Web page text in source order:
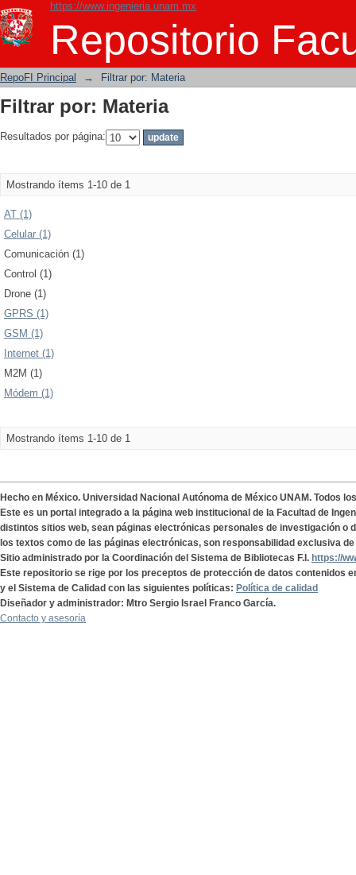
https://www.ingenieria.unam.mx
Repositorio
Filtrar por: Materia
RepoFI Principal → Filtrar por: Materia
Filtrar por: Materia
Resultados por página:
Mostrando ítems 1-10 de 1
AT (1)
Celular (1)
Comunicación (1)
Control (1)
Drone (1)
GPRS (1)
GSM (1)
Internet (1)
M2M (1)
Módem (1)
Mostrando ítems 1-10 de 1
Hecho en México. Universidad Nacional Autónoma de México UNAM. Todos
Este es un portal integrado a la página web institucional de la Facultad de
distintos sitios web, sean páginas electrónicas personales de investigación o
los textos como de las páginas electrónicas, son responsabilidad exclusiva
Sitio administrado por la Coordinación del Sistema de Bibliotecas F.I. https://
Este repositorio se rige por los preceptos de protección de datos contenidos
y el Sistema de Calidad con las siguientes políticas: Política de calidad
Diseñador y administrador: Mtro Sergio Israel Franco García.
Contacto y asesoría